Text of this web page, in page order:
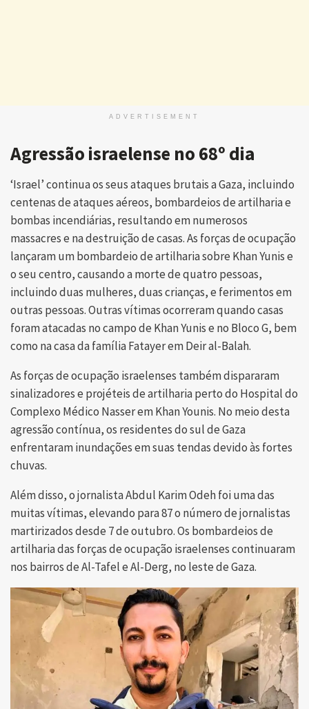
ADVERTISEMENT
Agressão israelense no 68º dia
‘Israel’ continua os seus ataques brutais a Gaza, incluindo
centenas de ataques aéreos, bombardeios de artilharia e
bombas incendiárias, resultando em numerosos
massacres e na destruição de casas. As forças de ocupação
lançaram um bombardeio de artilharia sobre Khan Yunis e
o seu centro, causando a morte de quatro pessoas,
incluindo duas mulheres, duas crianças, e ferimentos em
outras pessoas. Outras vítimas ocorreram quando casas
foram atacadas no campo de Khan Yunis e no Bloco G, bem
como na casa da família Fatayer em Deir al-Balah.
As forças de ocupação israelenses também dispararam
sinalizadores e projéteis de artilharia perto do Hospital do
Complexo Médico Nasser em Khan Younis. No meio desta
agressão contínua, os residentes do sul de Gaza
enfrentaram inundações em suas tendas devido às fortes
chuvas.
Além disso, o jornalista Abdul Karim Odeh foi uma das
muitas vítimas, elevando para 87 o número de jornalistas
martirizados desde 7 de outubro. Os bombardeios de
artilharia das forças de ocupação israelenses continuaram
nos bairros de Al-Tafel e Al-Derg, no leste de Gaza.